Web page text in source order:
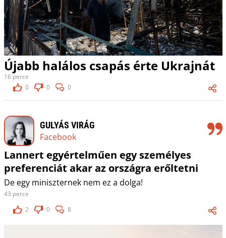
Újabb halálos csapás érte Ukrajnát
16 perce
0
0 0
GULYÁS VIRÁG
Facebook
Lannert egyértelműen egy személyes
preferenciát akar az országra erőltetni
De egy miniszternek nem ez a dolga!
43 perce
2
0 8